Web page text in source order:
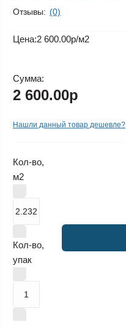
Отзывы: (0)
Цена:2 600.00р/м2
Сумма:
2 600.00р
Нашли данный товар дешевле?
Кол-во,
м2
Кол-во,
упак